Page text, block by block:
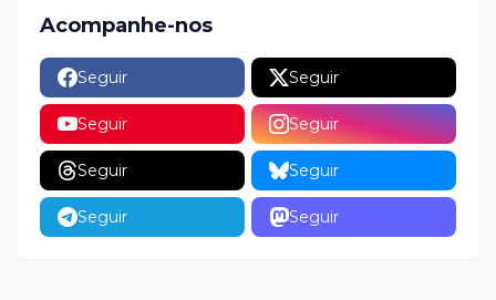
Acompanhe-nos
Seguir Seguir
Seguir Seguir
Seguir Seguir
Seguir Seguir